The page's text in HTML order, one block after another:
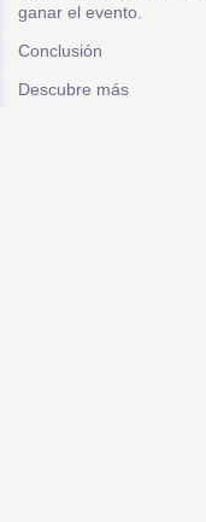
ganar el evento.
Conclusión
Descubre más